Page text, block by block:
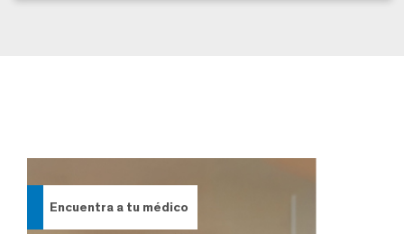
Encuentra a tu médico